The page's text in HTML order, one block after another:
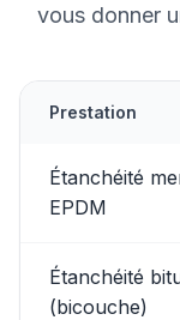
vous donner
Prestation
Étanchéité
EPDM
Étanchéité
(bicouche)